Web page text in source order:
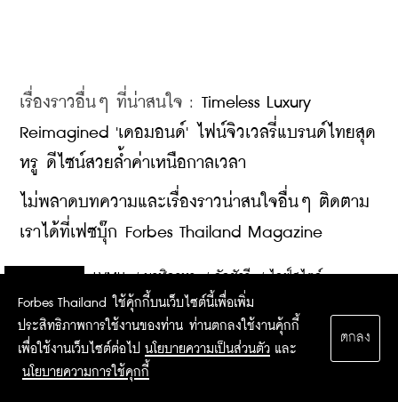
เรื่องราวอื่นๆ ที่น่าสนใจ : Timeless Luxury
Reimagined 'เดอมอนด์' ไฟน์จิวเวลรี่แบรนด์ไทยสุด
หรู ดีไซน์สวยล้ำค่าเหนือกาลเวลา
​ไม่พลาดบทความและเรื่องราวน่าสนใจอื่นๆ ติดตาม
เราได้ที่เฟซบุ๊ก Forbes Thailand Magazine
ON
LVMH / นาฬิกาหรู / ลักชัวรี / ไลฟ์สไตล์
Forbes Thailand ใช้คุ้กกี้บนเว็บไซต์นี้เพื่อเพิ่ม
ประสิทธิภาพการใช้งานของท่าน ท่านตกลงใช้งานคุ้กกี้
เพื่อใช้งานเว็บไซต์ต่อไป นโยบายความเป็นส่วนตัว และ
นโยบายความการใช้คุกกี้
ตกลง